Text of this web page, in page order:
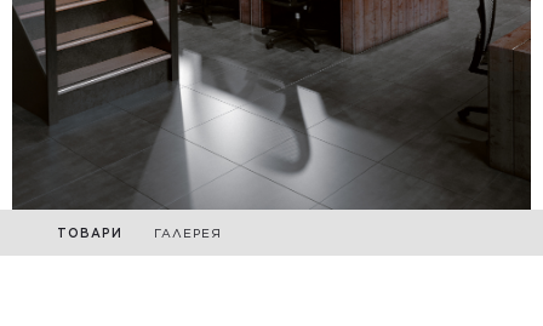
ТОВАРИ ГАЛЕРЕЯ